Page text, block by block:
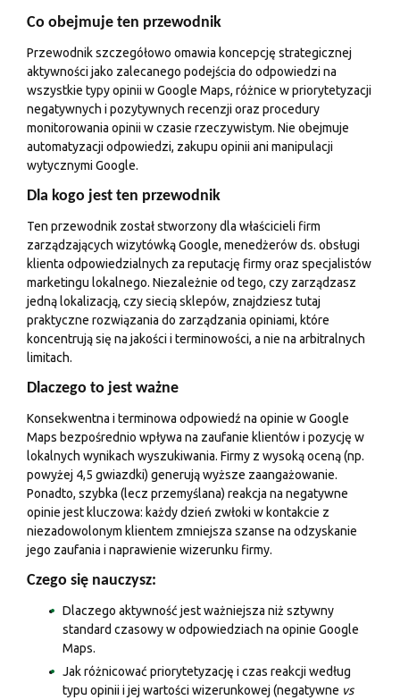
Co obejmuje ten przewodnik
Przewodnik szczegółowo omawia koncepcję strategicznej
aktywności jako zalecanego podejścia do odpowiedzi na
wszystkie typy opinii w Google Maps, różnice w priorytetyzacji
negatywnych i pozytywnych recenzji oraz procedury
monitorowania opinii w czasie rzeczywistym. Nie obejmuje
automatyzacji odpowiedzi, zakupu opinii ani manipulacji
wytycznymi Google.
Dla kogo jest ten przewodnik
Ten przewodnik został stworzony dla właścicieli firm
zarządzających wizytówką Google, menedżerów ds. obsługi
klienta odpowiedzialnych za reputację firmy oraz specjalistów
marketingu lokalnego. Niezależnie od tego, czy zarządzasz
jedną lokalizacją, czy siecią sklepów, znajdziesz tutaj
praktyczne rozwiązania do zarządzania opiniami, które
koncentrują się na jakości i terminowości, a nie na arbitralnych
limitach.
Dlaczego to jest ważne
Konsekwentna i terminowa odpowiedź na opinie w Google
Maps bezpośrednio wpływa na zaufanie klientów i pozycję w
lokalnych wynikach wyszukiwania. Firmy z wysoką oceną (np.
powyżej 4,5 gwiazdki) generują wyższe zaangażowanie.
Ponadto, szybka (lecz przemyślana) reakcja na negatywne
opinie jest kluczowa: każdy dzień zwłoki w kontakcie z
niezadowolonym klientem zmniejsza szanse na odzyskanie
jego zaufania i naprawienie wizerunku firmy.
Czego się nauczysz:
Dlaczego aktywność jest ważniejsza niż sztywny
standard czasowy w odpowiedziach na opinie Google
Maps.
Jak różnicować priorytetyzację i czas reakcji według
typu opinii i jej wartości wizerunkowej (negatywne vs